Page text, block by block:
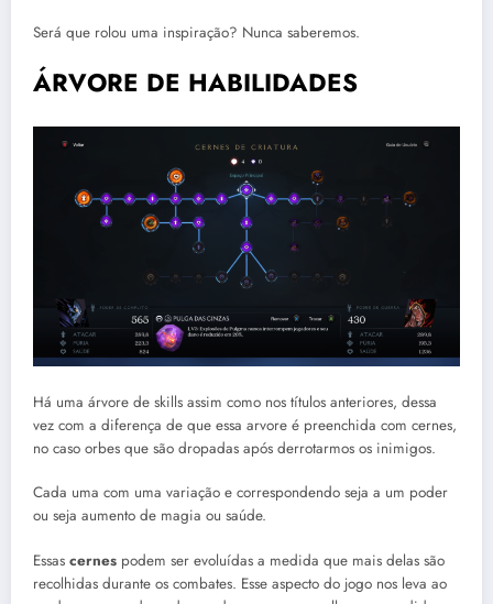
Será que rolou uma inspiração? Nunca saberemos.
ÁRVORE DE HABILIDADES
Há uma árvore de skills assim como nos títulos anteriores, dessa
vez com a diferença de que essa arvore é preenchida com cernes,
no caso orbes que são dropadas após derrotarmos os inimigos.
Cada uma com uma variação e correspondendo seja a um poder
ou seja aumento de magia ou saúde.
Essas cernes podem ser evoluídas a medida que mais delas são
recolhidas durante os combates. Esse aspecto do jogo nos leva ao